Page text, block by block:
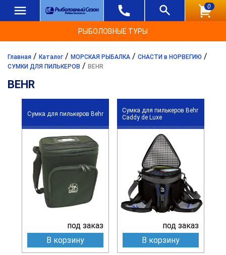
0
РЫБОЛОВНЫЕ ТУРЫ
Главная / Каталог / МОРСКАЯ РЫБАЛКА / СНАСТИ в НОРВЕГИЮ /
СУМКИ ДЛЯ ПИЛЬКЕРОВ / BEHR
BEHR
Сумка для пилькеров Behr
под заказ
В корзину
Сумка для пилькеров Behr
Caddy de Luxe
под заказ
В корзину